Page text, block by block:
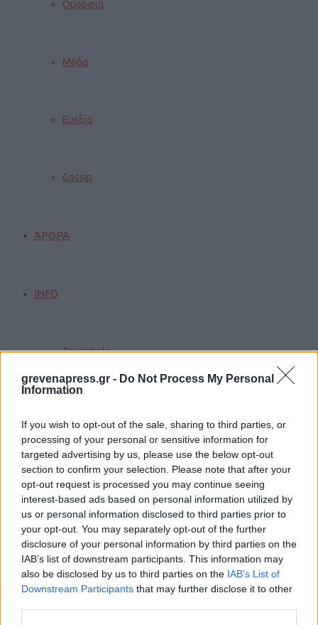
grevenapress.gr - Do Not Process My Personal
Information
If you wish to opt-out of the sale, sharing to third parties, or
processing of your personal or sensitive information for
targeted advertising by us, please use the below opt-out
section to confirm your selection. Please note that after your
opt-out request is processed you may continue seeing
interest-based ads based on personal information utilized by
us or personal information disclosed to third parties prior to
your opt-out. You may separately opt-out of the further
disclosure of your personal information by third parties on the
IAB’s list of downstream participants. This information may
also be disclosed by us to third parties on the IAB’s List of
Downstream Participants that may further disclose it to other
Ομορφιά
Μόδα
Ευεξία
Gossip
ΆΡΘΡΑ
INFO
Τουρισμός
Δρομολόγια
Εορτολόγιο